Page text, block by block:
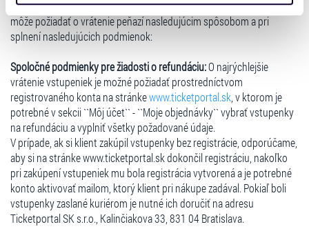
získali v důsledku toho, že používáte jejich služby. Jaké
typy cookies používáme, naleznete níže. Možnosti
zpracování upravíte zaškrtnutím příslušné varianty. Svoji
„Cookies a jejich nastavení“.
V prípade, ak si klient zakúpil vstupenkyprostredníctvom internetu,
môže požiadať o vrátenie peňazí nasledujúcim spôsobom a pri
splnení nasledujúcich podmienok:
Spoločné podmienky pre žiadosti o refundáciu:O najrýchlejšie
vrátenie vstupeniek je možné požiadať prostredníctvom
registrovaného konta na stránkewww.ticketportal.sk , v ktorom je
potrebné v sekcii ``Môj účet`` - ``Moje objednávky`` vybrať vstupenky
na refundáciu a vyplniť všetky požadované údaje.
V prípade, ak si klient zakúpil vstupenky bez registrácie, odporúčame,
aby si na stránke www.ticketportal.sk dokončil registráciu, nakoľko
pri zakúpení vstupeniek mu bola registrácia vytvorená a je potrebné
konto aktivovať mailom, ktorý klient pri nákupe zadával. Pokiaľ boli
vstupenky zaslané kuriérom je nutné ich doručiť na adresu
Ticketportal SK s.r.o., Kalinčiakova 33, 831 04 Bratislava.